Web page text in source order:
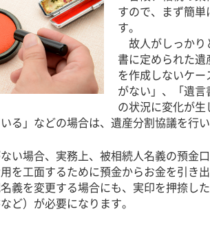
すので、まず簡
す。
故人がしっかり
書に定められた
を作成しないケ
がない」、「遺
の状況に変化が
る」などの場合は、遺産分割協議を行
い場合、実務上、被相続人名義の預金
を工面するために預金からお金を引き
義を変更する場合にも、実印を押捺し
ど）が必要になります。